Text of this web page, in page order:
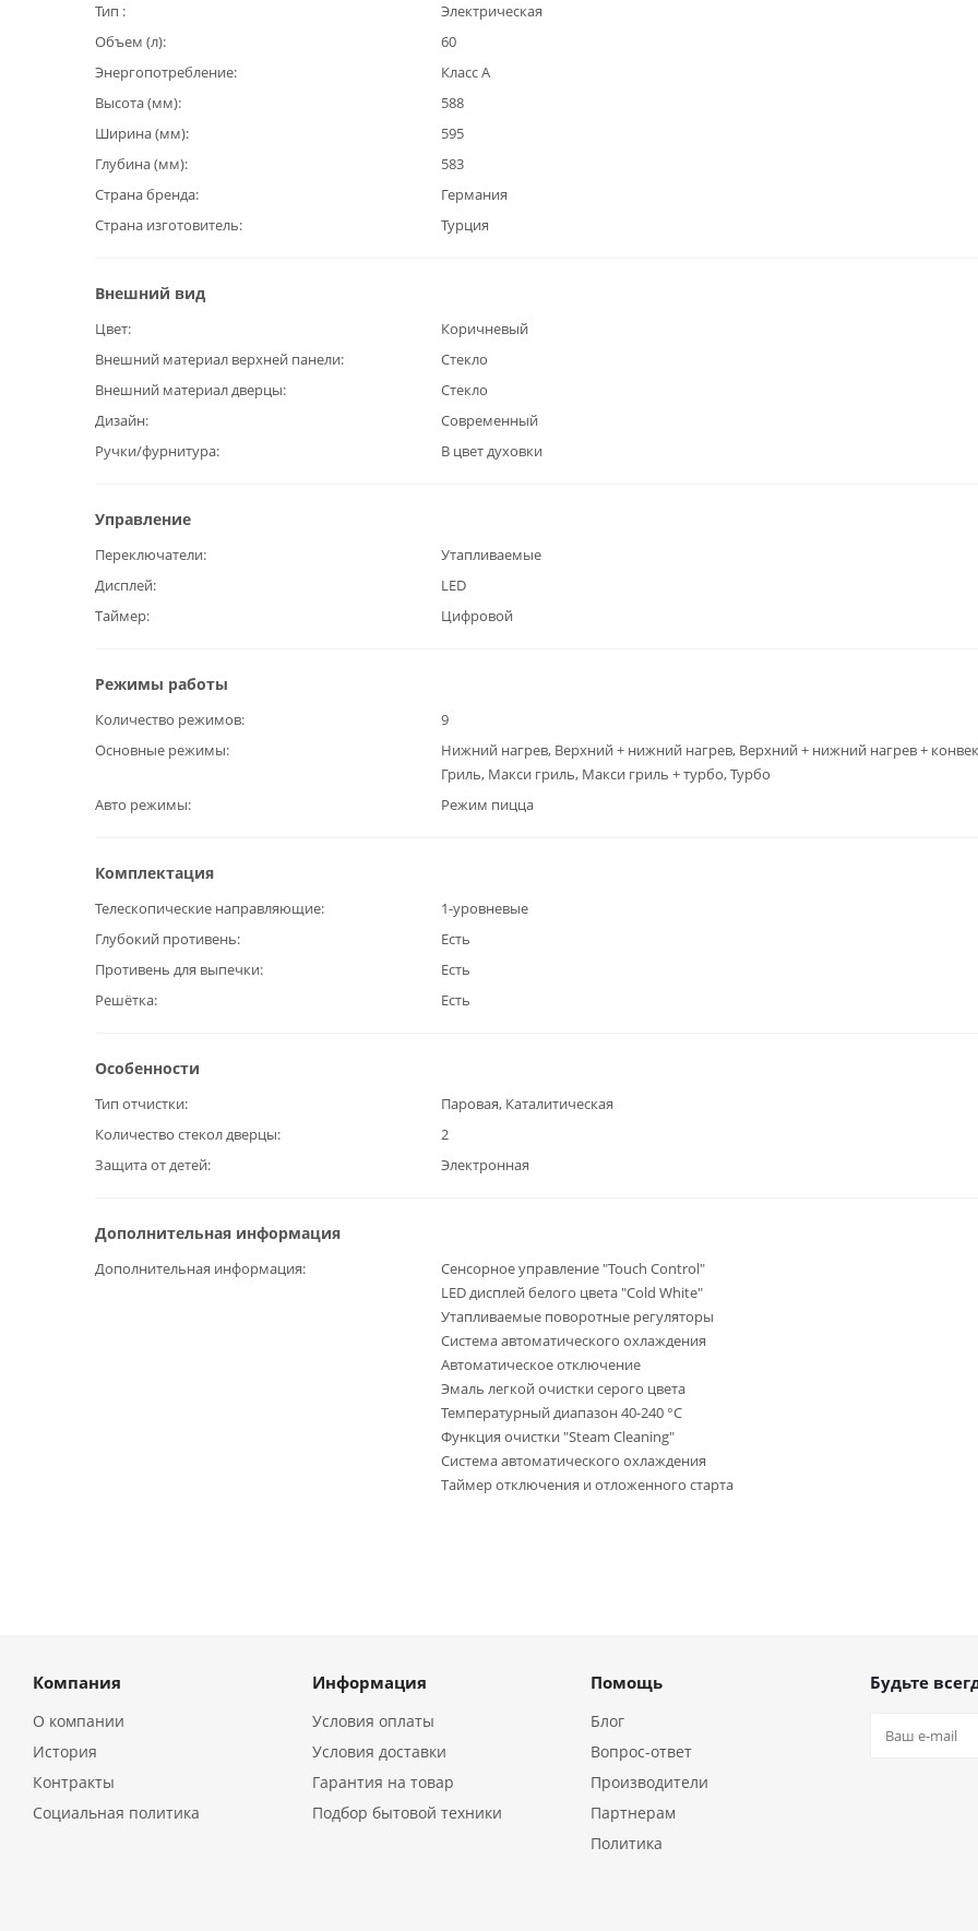
Тип
Электрическая
Объем (л)
60
Энергопотребление
Класс А
Высота (мм)
588
Ширина (мм)
595
Глубина (мм)
583
Страна бренда
Германия
Страна изготовитель
Турция
Внешний вид
Цвет
Коричневый
Внешний материал верхней панели
Стекло
Внешний материал дверцы
Стекло
Дизайн
Современный
Ручки/фурнитура
В цвет духовки
Управление
Переключатели
Утапливаемые
Дисплей
LED
Таймер
Цифровой
Режимы работы
Количество режимов
9
Основные режимы
Нижний нагрев, Верхний + нижний нагрев, Верхний + нижний нагрев +
Гриль, Макси гриль, Макси гриль + турбо, Турбо
Авто режимы
Режим пицца
Комплектация
Телескопические направляющие
1-уровневые
Глубокий противень
Есть
Противень для выпечки
Есть
Решётка
Есть
Особенности
Тип отчистки
Паровая, Каталитическая
Количество стекол дверцы
2
Защита от детей
Электронная
Дополнительная информация
Дополнительная информация
Сенсорное управление "Touch Control"
LED дисплей белого цвета "Cold White"
Утапливаемые поворотные регуляторы
Система автоматического охлаждения
Автоматическое отключение
Эмаль легкой очистки серого цвета
Температурный диапазон 40-240 °C
Функция очистки "Steam Cleaning"
Система автоматического охлаждения
Таймер отключения и отложенного старта
Компания
О компании
История
Контракты
Социальная политика
Информация
Условия оплаты
Условия доставки
Гарантия на товар
Подбор бытовой техники
Помощь
Блог
Вопрос-ответ
Производители
Партнерам
Политика
Будьте